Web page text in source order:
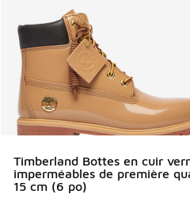
Timberland Bottes en cuir
imperméables de première
15 cm (6 po)